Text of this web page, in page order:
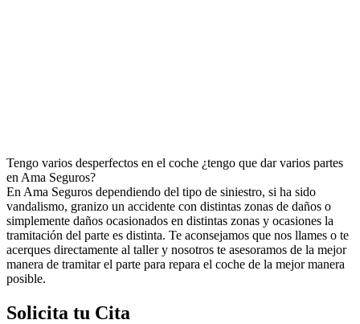
Tengo varios desperfectos en el coche ¿tengo que dar varios partes
en Ama Seguros?
En Ama Seguros dependiendo del tipo de siniestro, si ha sido
vandalismo, granizo un accidente con distintas zonas de daños o
simplemente daños ocasionados en distintas zonas y ocasiones la
tramitación del parte es distinta. Te aconsejamos que nos llames o te
acerques directamente al taller y nosotros te asesoramos de la mejor
manera de tramitar el parte para repara el coche de la mejor manera
posible.
Solicita tu Cita